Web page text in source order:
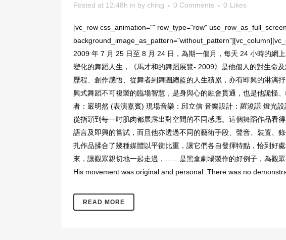
Posted at 12:48h in by ching 0 Comments 0 Likes
[vc_row css_animation="" row_type="row"
2009 年 7 月 25 日至 8 月 24 日，為期一個月，每天 24 小時的網
變化的舞蹈人生，《馬才和的舞蹈展覽- 2009》是他個人的對生
歷程、創作感悟、從舞者到舞團總監的人生積累，亦有即興的淋漓
興式舞蹈不可複製的臨場智慧，是身與心的融會貫通，也是他詭怪
者：嚴明然 (表演嘉賓) 現場音樂：邱立信 音樂設計：羅浚謙 燈光
從指頭到每一吋肌肉都展露出對空間的不同感應。這個舞蹈作品看
語言及即興的嘗試，而且他亦透過不同的藝術手段、聲音、裝置
扎作品揉合了幾種媒體以平衡比重，讓它們各自發揮特點，恰到好
來，讓觀眾親切地一起走過，……是黑盒劇場製作的好例子，為觀
His movement was original and personal. There was no
READ MORE